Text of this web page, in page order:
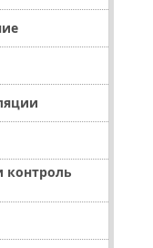
контроль